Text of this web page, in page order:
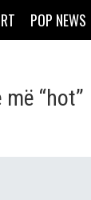
POP NEWS
“hot”